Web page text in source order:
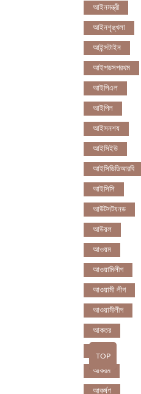
আইনমন্ত্রী
আইনশৃঙ্খলা
আইন্সটাইন
আইপডসপরথম
আইপিএল
আইপিল
আইসনশয
আইসিইউ
আইসিডিডিআরবি
আইসিসি
আউটসটযনড
আউয়ল
আওয়ম
আওয়ামিলীগ
আওয়ামী লীগ
আওয়ামীলীগ
আকতর
আকরম
আকর্ষণ
TOP